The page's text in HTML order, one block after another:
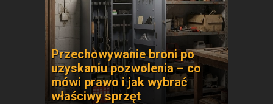
Przechowywanie broni po
uzyskaniu pozwolenia – co
mówi prawo i jak wybrać
właściwy sprzęt